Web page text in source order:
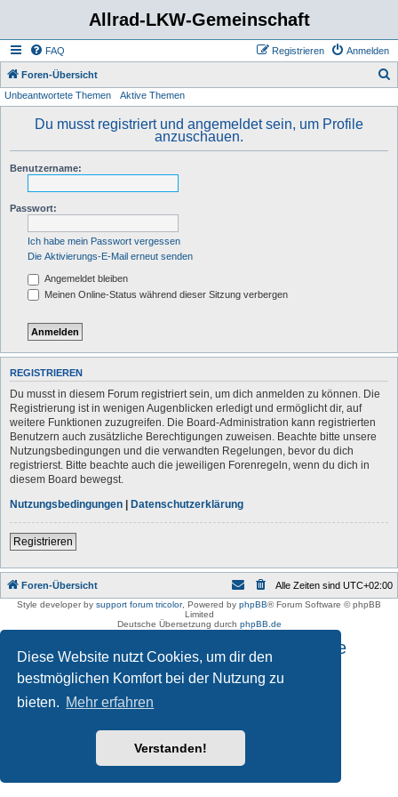
Diese Website nutzt Cookies, um dir den
bestmöglichen Komfort bei der Nutzung zu
bieten. Mehr erfahren
Verstanden!
Allrad-LKW-Gemeinschaft
FAQ Anmelden
Registrieren
Foren-Übersicht
Unbeantwortete Themen Aktive Themen
Du musst registriert und angemeldet sein, um Profile
anzuschauen.
Benutzername:
Passwort:
Ich habe mein Passwort vergessen
Die Aktivierungs-E-Mail erneut senden
Angemeldet bleiben
Meinen Online-Status während dieser Sitzung verbergen
REGISTRIEREN
Du musst in diesem Forum registriert sein, um dich anmelden zu können. Die
Registrierung ist in wenigen Augenblicken erledigt und ermöglicht dir, auf
weitere Funktionen zuzugreifen. Die Board-Administration kann registrierten
Benutzern auch zusätzliche Berechtigungen zuweisen. Beachte bitte unsere
Nutzungsbedingungen und die verwandten Regelungen, bevor du dich
registrierst. Bitte beachte auch die jeweiligen Forenregeln, wenn du dich in
diesem Board bewegst.
Nutzungsbedingungen | Datenschutzerklärung
Registrieren
Foren-Übersicht Alle Zeiten sind UTC+02:00
Style developer by support forum tricolor, Powered by phpBB® Forum Software © phpBB
Limited
Deutsche Übersetzung durch phpBB.de
Impressum und Datenschutzhinweise